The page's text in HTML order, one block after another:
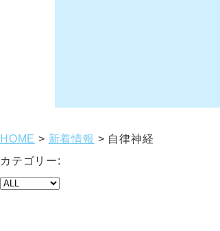
HOME > 新着情報 > 自律神経
カテゴリー: